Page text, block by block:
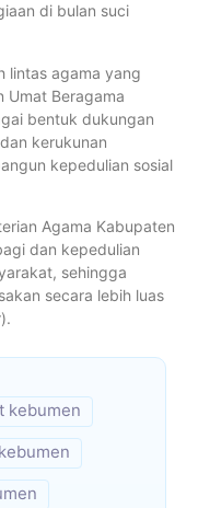
di bulan suci
lintas agama yang
Umat Beragama
bentuk dukungan
kerukunan
kepedulian sosial
Agama Kabupaten
dan kepedulian
sehingga
secara lebih luas
kebumen